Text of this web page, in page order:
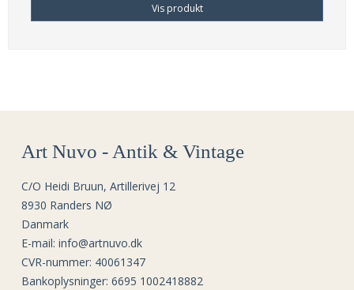
Vis produkt
Art Nuvo - Antik & Vintage
C/O Heidi Bruun, Artillerivej 12
8930 Randers NØ
Danmark
E-mail: info@artnuvo.dk
CVR-nummer: 40061347
Bankoplysninger: 6695 1002418882